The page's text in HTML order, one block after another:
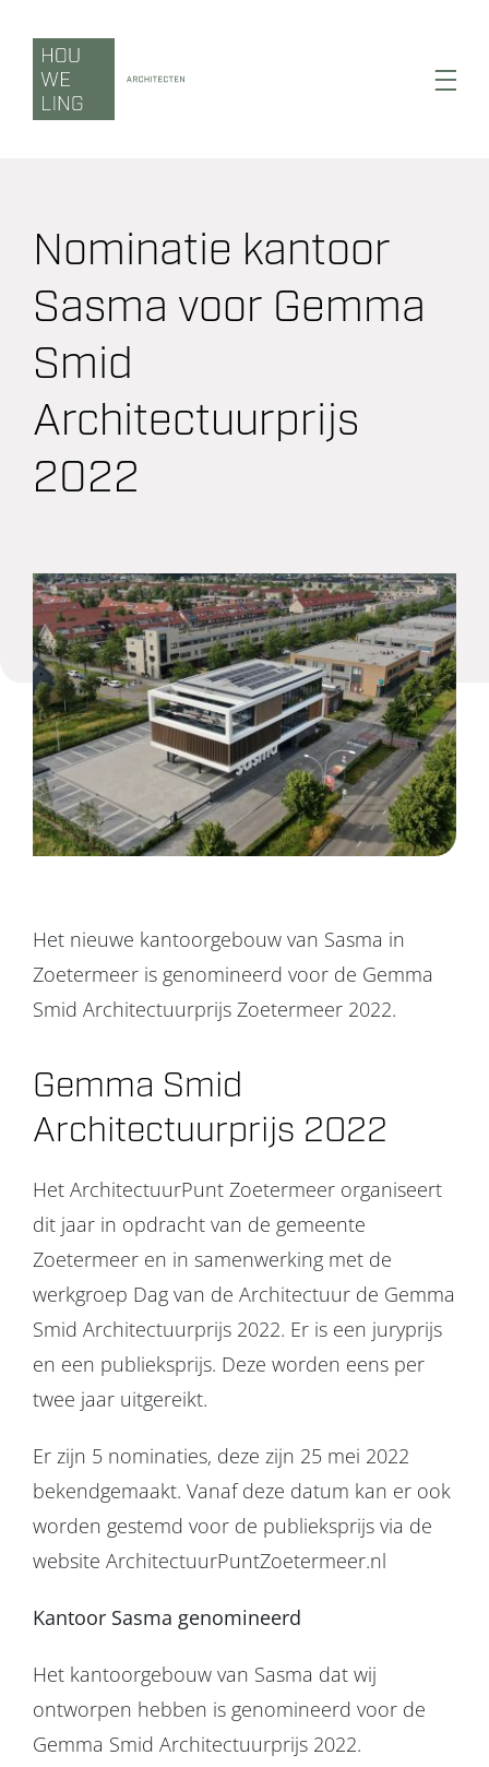
inhoud
Wonen
Werken
Zorgen
Duurzaamheid
Over ons
Contact
Nominatie kantoor
Sasma voor Gemma
Smid
Architectuurprijs
2022
Het nieuwe kantoorgebouw van Sasma in
Zoetermeer is genomineerd voor de Gemma
Smid Architectuurprijs Zoetermeer 2022.
Gemma Smid
Architectuurprijs 2022
Het ArchitectuurPunt Zoetermeer organiseert
dit jaar in opdracht van de gemeente
Zoetermeer en in samenwerking met de
werkgroep Dag van de Architectuur de Gemma
Smid Architectuurprijs 2022. Er is een juryprijs
en een publieksprijs. Deze worden eens per
twee jaar uitgereikt.
Er zijn 5 nominaties, deze zijn 25 mei 2022
bekendgemaakt. Vanaf deze datum kan er ook
worden gestemd voor de publieksprijs via de
website ArchitectuurPuntZoetermeer.nl
Kantoor Sasma genomineerd
Het kantoorgebouw van Sasma dat wij
ontworpen hebben is genomineerd voor de
Gemma Smid Architectuurprijs 2022.